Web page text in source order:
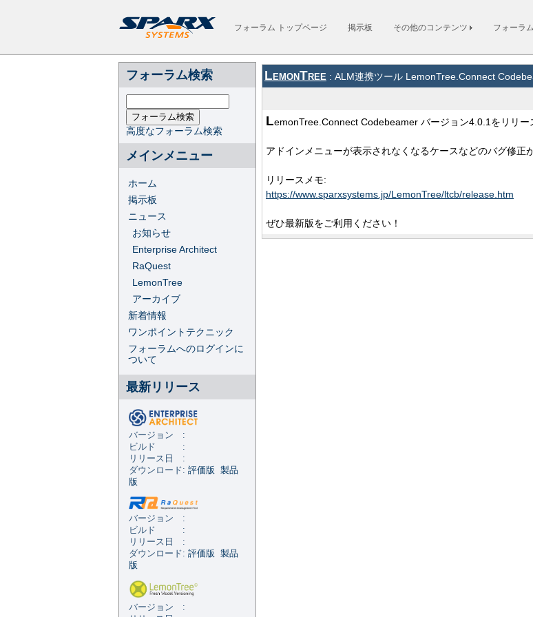
フォーラム トップページ 掲示板 その他のコンテンツ フォーラ
フォーラム検索
高度なフォーラム検索
メインメニュー
ホーム
掲示板
ニュース
お知らせ
Enterprise Architect
RaQuest
LemonTree
アーカイブ
新着情報
ワンポイントテクニック
フォーラムへのログインに
ついて
最新リリース
バージョン :
ビルド :
リリース日 :
ダウンロード: 評価版
製品
版
バージョン :
ビルド :
リリース日 :
ダウンロード: 評価版
製品
版
バージョン :
LemonTree : ALM連携ツール LemonTree.Connect
LemonTree.Connect Codebeamer バージョン4.0.1をリリー
アドインメニューが表示されなくなるケースなどのバグ修正
リリースメモ:
https://www.sparxsystems.jp/LemonTree/ltcb/release.htm
ぜひ最新版をご利用ください！